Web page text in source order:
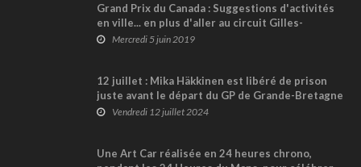
Grand Prix du Canada : Suggestions d'activités
en ville... en plus d'aller au circuit Gilles-
Villeneuve !
Mercredi 5 juin 2019
12 juillet : Mika Häkkinen est libéré de prison
juste avant le départ du GP de Grande-Bretagne
en 1992
Vendredi 12 juillet 2024
Une Art Car réalisée en 24 heures chrono,